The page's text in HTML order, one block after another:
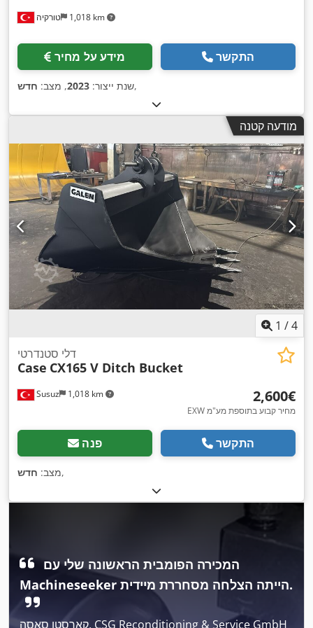
טורקיה 1,018 km
מידע על מחיר התקשר
שנת ייצור: 2023, מצב: חדש ,
מודעה קטנה
1 /4
Susuz 1,018 km
דלי סטנדרטי
Case CX165 V Ditch Bucket
‏2,600 ‏€
EXW מחיר קבוע בתוספת מע"מ
פנה התקשר
מצב: חדש ,
המכירה הפומבית הראשונה שלי עם
Machineseeker הייתה הצלחה מסחררת מיידית.
קארסטן סאסה, CSG Reconditioning & Service GmbH